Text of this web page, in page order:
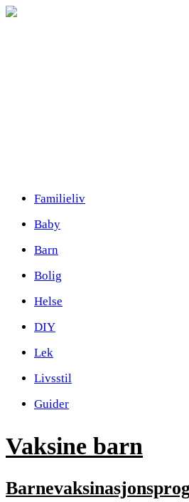
Familieliv
Baby
Barn
Bolig
Helse
DIY
Lek
Livsstil
Guider
Vaksine barn